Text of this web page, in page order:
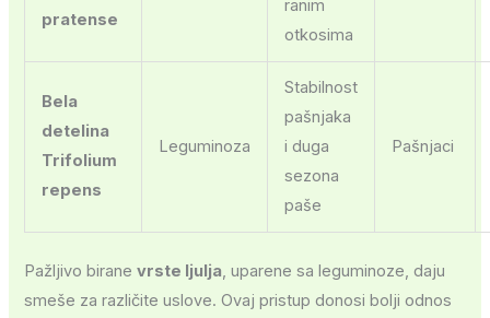
pratense
ranim
otkosima
Bela
detelina
Trifolium
repens
Leguminoza
Stabilnost
pašnjaka
i duga
sezona
paše
Pašnjaci
Pažljivo biranevrste ljulja, uparene sa leguminoze, daju
smeše za različite uslove. Ovaj pristup donosi bolji odnos